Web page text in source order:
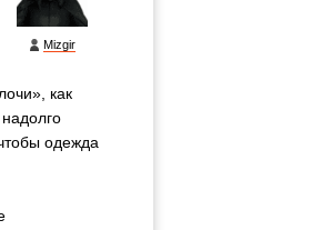
Mizgir
как
одежда